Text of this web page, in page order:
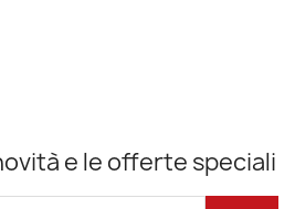
e le offerte speciali